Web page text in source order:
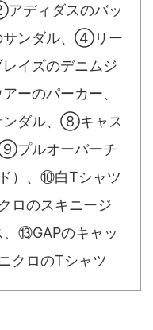
ディダスのバッ
サンダル、④リー
イズのデニムジ
ーのパーカー、
ダル、⑧キャス
プルオーバーチ
）、⑩白Tシャツ
ロのスキニージ
⑬GAPのキャッ
クロのTシャツ